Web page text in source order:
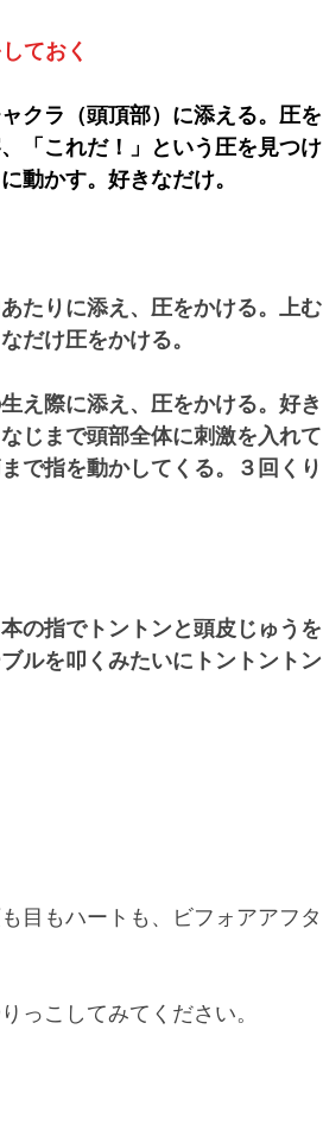
ておく
クラ（頭頂部）に添える。圧を
「これだ！」という圧を見つけ
動かす。好きなだけ。
たりに添え、圧をかける。上む
だけ圧をかける。
え際に添え、圧をかける。好き
じまで頭部全体に刺激を入れて
で指を動かしてくる。３回くり
の指でトントンと頭皮じゅうを
ルを叩くみたいにトントントン
目もハートも、ビフォアアフタ
っこしてみてください。